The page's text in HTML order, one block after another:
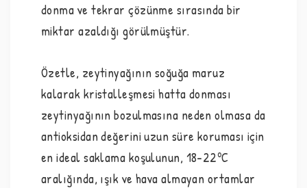
donma ve tekrar çözünme sırasında bir
miktar azaldığı görülmüştür.
Özetle, zeytinyağının soğuğa maruz
kalarak kristalleşmesi hatta donması
zeytinyağının bozulmasına neden olmasa da
antioksidan değerini uzun süre koruması için
en ideal saklama koşulunun, 18-22oC
aralığında, ışık ve hava almayan ortamlar